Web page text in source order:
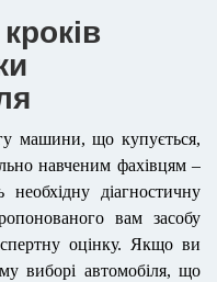
машини, що купується,
навченим фахівцям –
діагностичну
вам засобу
оцінку. Якщо ви
виборі автомобіля, що